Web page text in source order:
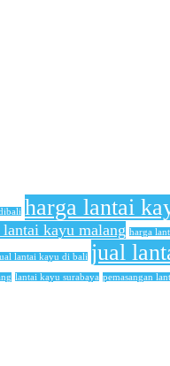
harga lantai
lantai kayu malang harga
lantai kayu di bali jual
lantai kayu surabaya pemasangan